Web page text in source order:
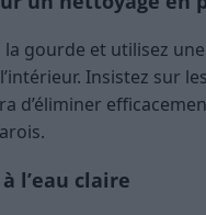
gourde et utilisez
Insistez sur
d’éliminer
l’eau claire